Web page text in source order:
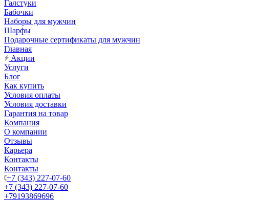
Галстуки
Бабочки
Наборы для мужчин
Шарфы
Подарочные сертификаты для мужчин
Главная
Акции
Услуги
Блог
Как купить
Условия оплаты
Условия доставки
Гарантия на товар
Компания
О компании
Отзывы
Карьера
Контакты
Контакты
+7 (343) 227-07-60
+7 (343) 227-07-60
+79193869696